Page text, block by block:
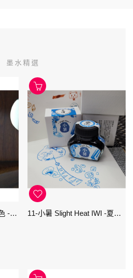
墨水精選
KO-0101 nurebairo 濡羽色 -日本名牌京の音樽裝鋼筆墨水40ml 4573356130012 11-小暑 Slight Heat IWI -夏季-24節氣色澤鋼筆墨水